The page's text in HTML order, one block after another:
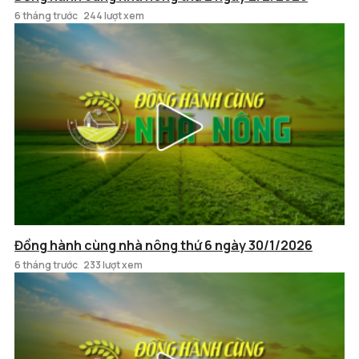
6 tháng trước 244 lượt xem
Đồng hành cùng nhà nông thứ 6 ngày 30/1/2026
6 tháng trước 233 lượt xem